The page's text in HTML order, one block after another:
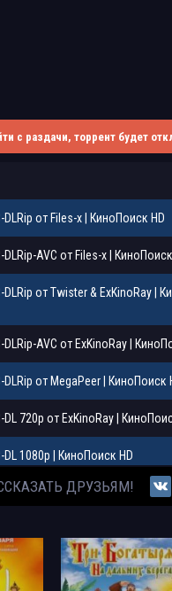
с раздачи, торрент будет
от Files-x | КиноПоиск HD
AVC от Files-x |
от Twister & ExKinoRay |
AVC от ExKinoRay |
от MegaPeer | КиноПоиск
720p от ExKinoRay |
1080p | КиноПоиск HD
DLRip от Generalfilm | КПК |
AVC от DoMiNo |
ДРУЗЬЯМ!